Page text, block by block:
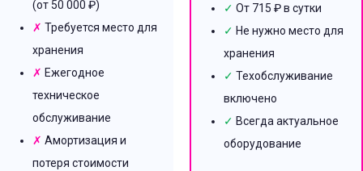
(от 50 000 ₽)
✗ Требуется место для
хранения
✗ Ежегодное
техническое
обслуживание
✗ Амортизация и
потеря стоимости
✓ От 715 ₽ в сутки
✓ Не нужно место для
хранения
✓ Техобслуживание
включено
✓ Всегда актуальное
оборудование